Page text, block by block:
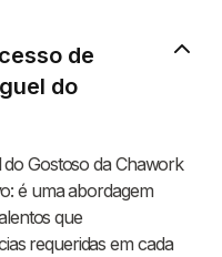
de
do
Gostoso da Chawork
é uma abordagem
que
requeridas em cada